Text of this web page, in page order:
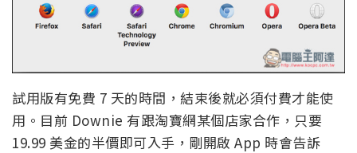
試用版有免費 7 天的時間，結束後就必須付費才能使
用。目前 Downie 有跟淘寶網某個店家合作，只要
19.99 美金的半價即可入手，剛開啟 App 時會告訴